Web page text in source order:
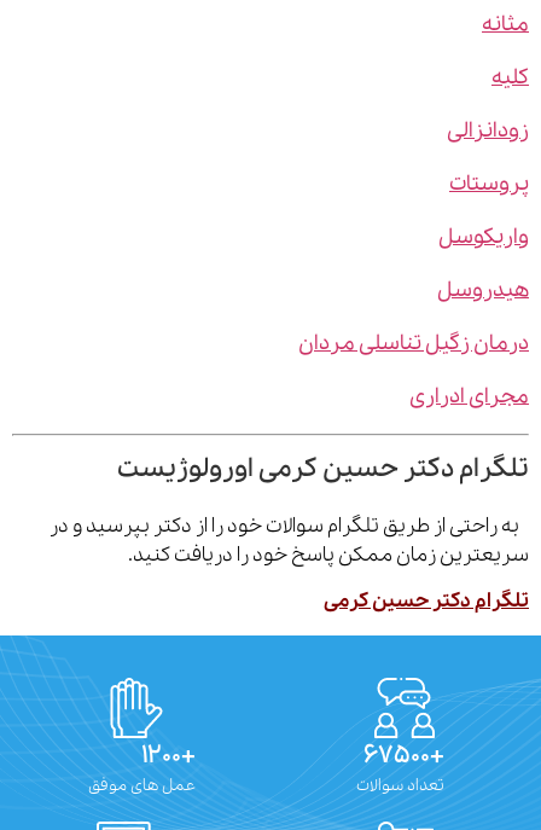
زگیل تناسلی مردان
ادراری
دکتر حسین کرمی اورولوژیست
از طریق تلگرام سوالات خود را از دکتر بپرسید و در
زمان ممکن پاسخ خود را دریافت کنید.
دکتر حسین کرمی
تعداد سوالات عمل های موفق